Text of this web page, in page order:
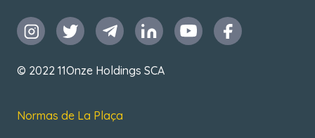
© 2022 11Onze Holdings SCA
Normas de La Plaça